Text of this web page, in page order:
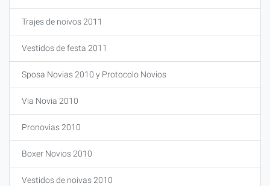
Trajes de noivos 2011
Vestidos de festa 2011
Sposa Novias 2010 y Protocolo Novios
Via Novia 2010
Pronovias 2010
Boxer Novios 2010
Vestidos de noivas 2010